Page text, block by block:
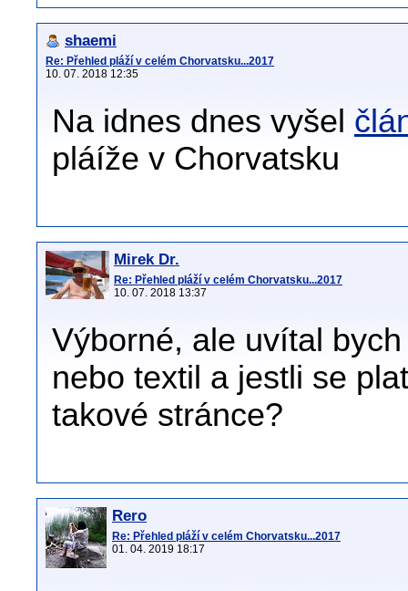
shaemi
Re: Přehled pláží v celém Chorvatsku...2017
10. 07. 2018 12:35
Na idnes dnes vyšel
pláíže v Chorvatsku
Mirek Dr.
Re: Přehled pláží v celém Chorvatsku...2017
10. 07. 2018 13:37
Výborné, ale uvítal
nebo textil a jestli se
takové stránce?
Rero
Re: Přehled pláží v celém Chorvatsku...2017
01. 04. 2019 18:17